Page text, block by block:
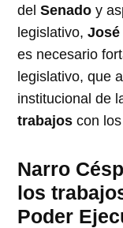
delSenado y
legislativo,José
es necesario
legislativo, que
institucional de
trabajos con
Narro
los
Poder